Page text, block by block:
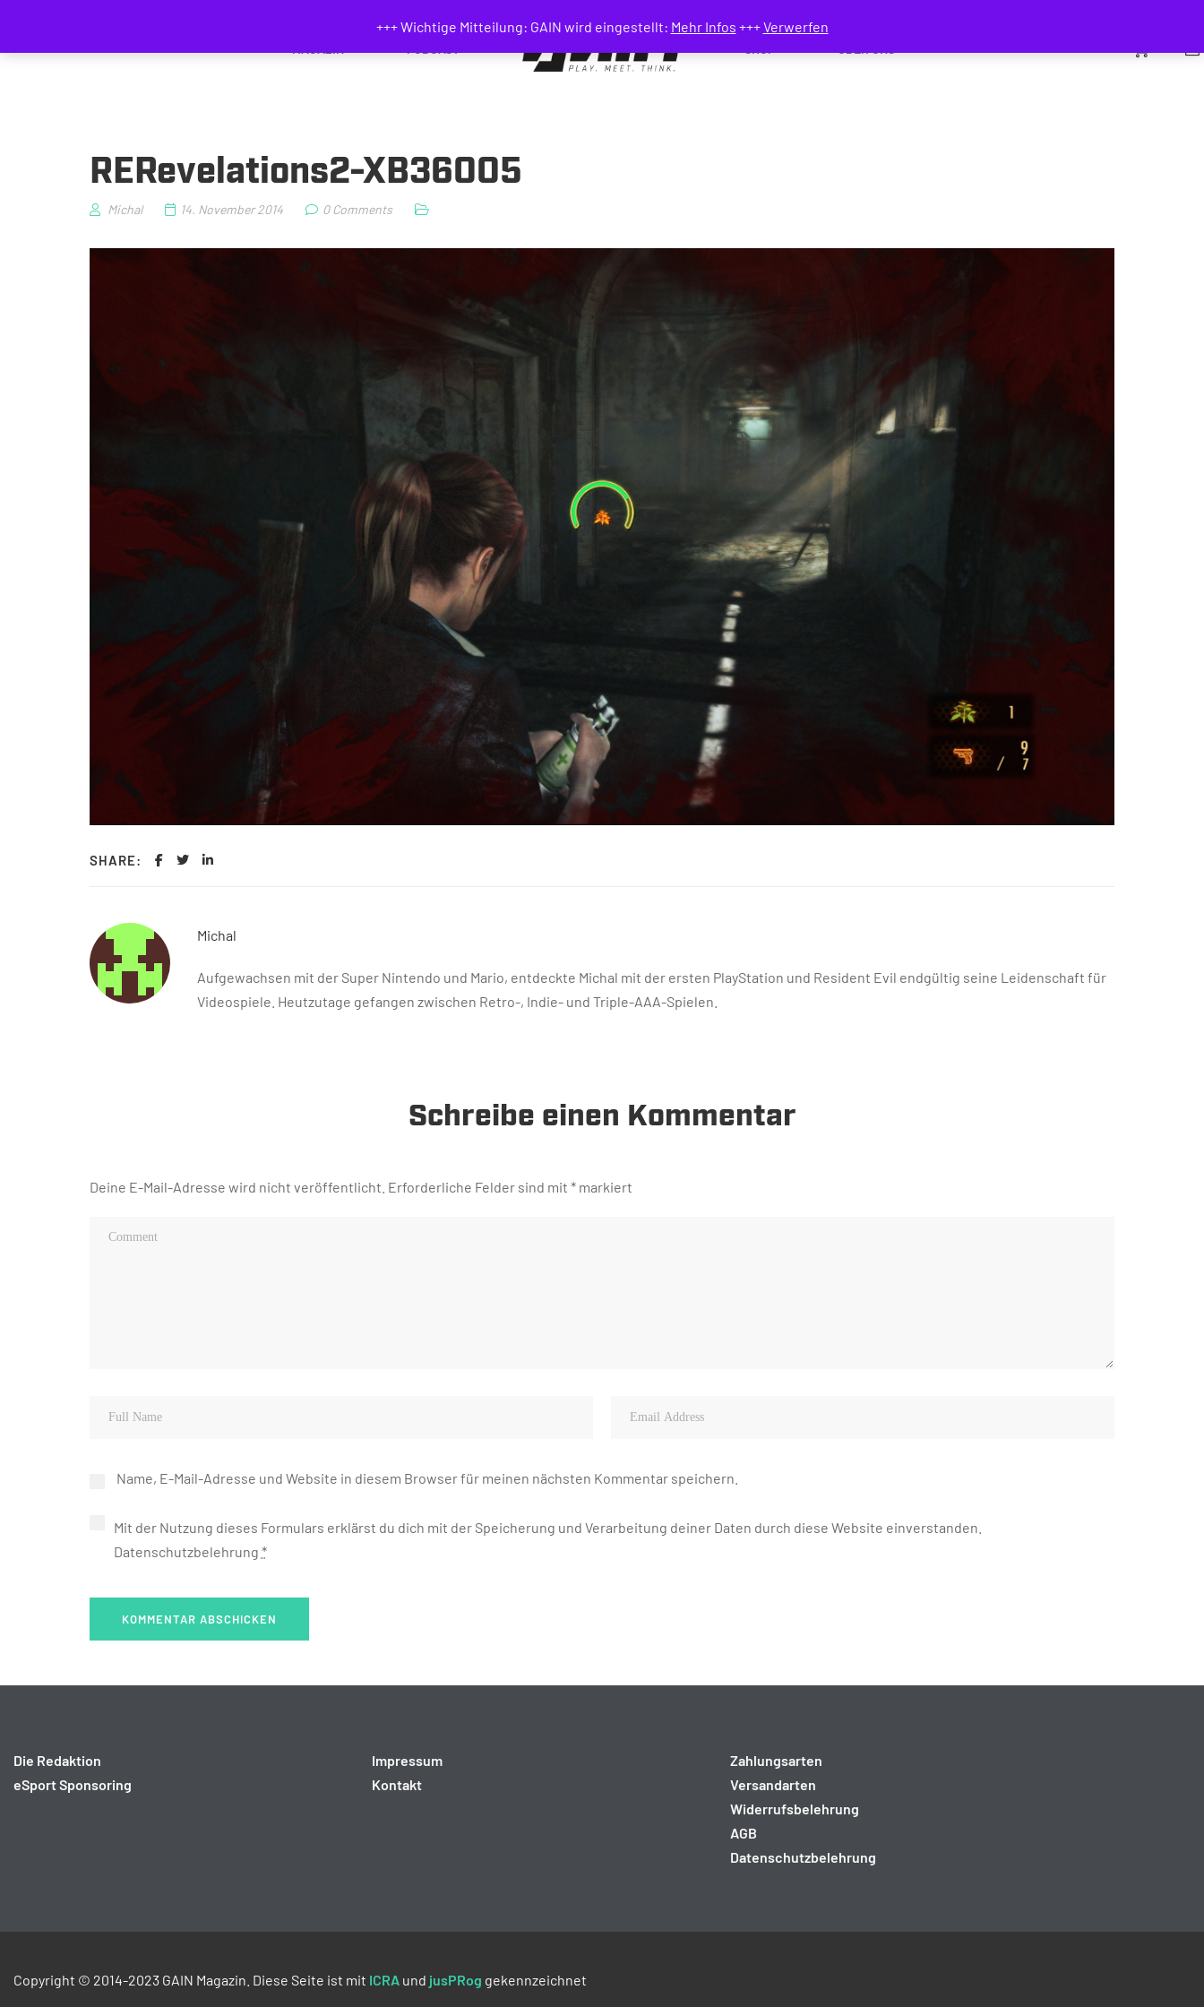
+++ Wichtige Mitteilung: GAIN wird eingestellt: Mehr Infos +++Verwerfen
RERevelations2-XB36005
Michal 14. November 2014 0 Comments
SHARE:
Michal
Aufgewachsen mit der Super Nintendo und Mario, entdeckte Michal mit der ersten PlayStation und Resident Evil endgültig seine Leidenschaft für
Videospiele. Heutzutage gefangen zwischen Retro-, Indie- und Triple-AAA-Spielen.
Schreibe einen Kommentar
Deine E-Mail-Adresse wird nicht veröffentlicht. Erforderliche Felder sind mit * markiert
Name, E-Mail-Adresse und Website in diesem Browser für meinen nächsten Kommentar speichern.
Mit der Nutzung dieses Formulars erklärst du dich mit der Speicherung und Verarbeitung deiner Daten durch diese Website einverstanden.
Datenschutzbelehrung *
Die Redaktion
eSport Sponsoring
Impressum
Kontakt
Zahlungsarten
Versandarten
Widerrufsbelehrung
AGB
Datenschutzbelehrung
Copyright © 2014-2023 GAIN Magazin. Diese Seite ist mit ICRA und jusPRog gekennzeichnet